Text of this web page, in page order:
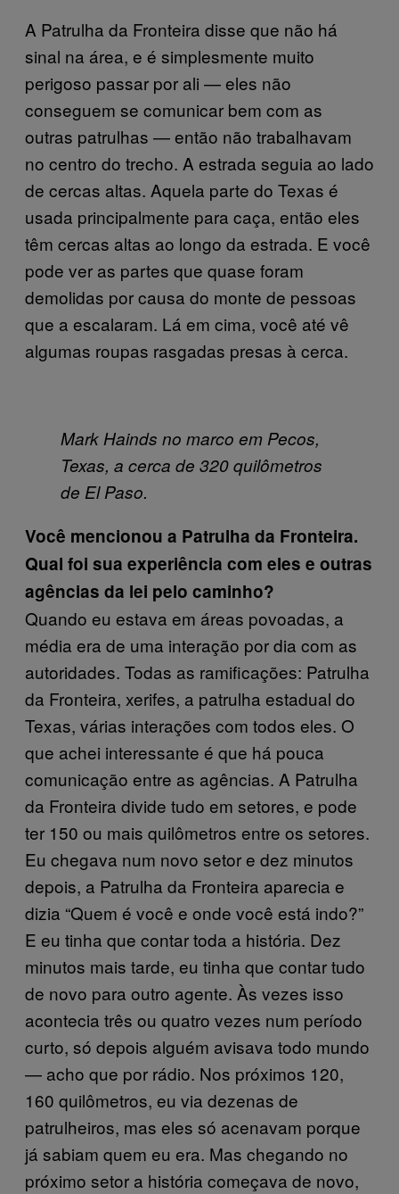
A Patrulha da Fronteira disse que não há
sinal na área, e é simplesmente muito
perigoso passar por ali — eles não
conseguem se comunicar bem com as
outras patrulhas — então não trabalhavam
no centro do trecho. A estrada seguia ao lado
de cercas altas. Aquela parte do Texas é
usada principalmente para caça, então eles
têm cercas altas ao longo da estrada. E você
pode ver as partes que quase foram
demolidas por causa do monte de pessoas
que a escalaram. Lá em cima, você até vê
algumas roupas rasgadas presas à cerca.
Mark Hainds no marco em Pecos,
Texas, a cerca de 320 quilômetros
de El Paso.
Você mencionou a Patrulha da Fronteira.
Qual foi sua experiência com eles e outras
agências da lei pelo caminho?
Quando eu estava em áreas povoadas, a
média era de uma interação por dia com as
autoridades. Todas as ramificações: Patrulha
da Fronteira, xerifes, a patrulha estadual do
Texas, várias interações com todos eles. O
que achei interessante é que há pouca
comunicação entre as agências. A Patrulha
da Fronteira divide tudo em setores, e pode
ter 150 ou mais quilômetros entre os setores.
Eu chegava num novo setor e dez minutos
depois, a Patrulha da Fronteira aparecia e
dizia “Quem é você e onde você está indo?”
E eu tinha que contar toda a história. Dez
minutos mais tarde, eu tinha que contar tudo
de novo para outro agente. Às vezes isso
acontecia três ou quatro vezes num período
curto, só depois alguém avisava todo mundo
— acho que por rádio. Nos próximos 120,
160 quilômetros, eu via dezenas de
patrulheiros, mas eles só acenavam porque
já sabiam quem eu era. Mas chegando no
próximo setor a história começava de novo,